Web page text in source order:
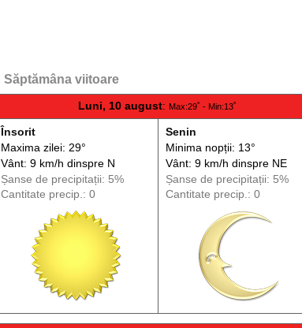
Săptămâna viitoare
Luni, 10 august: Max:29˚ - Min:13˚
Însorit
Maxima zilei: 29°
Vânt: 9 km/h dinspreN
Șanse de precipitații: 5%
Cantitate precip.: 0
Senin
Minima nopții: 13°
Vânt: 9 km/h dinspreNE
Șanse de precipitații: 5%
Cantitate precip.: 0